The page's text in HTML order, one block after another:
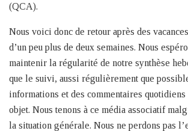
(QCA).
Nous voici donc de retour après des
d’un peu plus de deux semaines. Nous
maintenir la régularité de notre synthèse
que le suivi, aussi régulièrement que
informations et des commentaires quotidiens
objet. Nous tenons à ce média associatif
la situation générale. Nous ne perdons pas